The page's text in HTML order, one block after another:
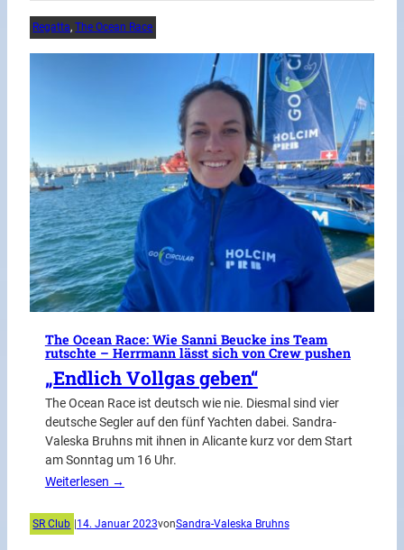
Regatta, The Ocean Race
The Ocean Race: Wie Sanni Beucke ins Team
rutschte – Herrmann lässt sich von Crew pushen
„Endlich Vollgas geben“
The Ocean Race ist deutsch wie nie. Diesmal sind vier
deutsche Segler auf den fünf Yachten dabei. Sandra-
Valeska Bruhns mit ihnen in Alicante kurz vor dem Start
am Sonntag um 16 Uhr.
Weiterlesen →
SR Club 14. Januar 2023vonSandra-Valeska Bruhns